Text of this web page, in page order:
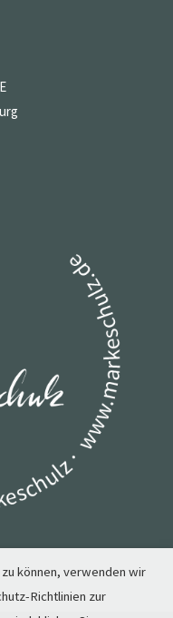
können, verwenden wir
Richtlinien zur